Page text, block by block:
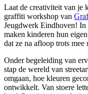
Laat de creativiteit van je
graffiti workshop van
Jeugdwerk Eindhoven! In
maken kinderen hun
dat ze na afloop trots mee
Onder begeleiding van
stap de wereld van
omgaan, hoe kleuren
ontwikkelt. Van stoere